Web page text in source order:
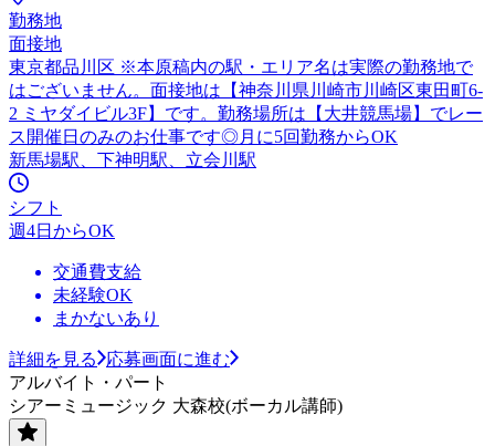
勤務地
面接地
東京都品川区 ※本原稿内の駅・エリア名は実際の勤務地で
はございません。面接地は【神奈川県川崎市川崎区東田町6-
2 ミヤダイビル3F】です。勤務場所は【大井競馬場】でレー
ス開催日のみのお仕事です◎月に5回勤務からOK
新馬場駅、下神明駅、立会川駅
シフト
週4日からOK
交通費支給
未経験OK
まかないあり
詳細を見る
応募画面に進む
アルバイト・パート
シアーミュージック 大森校(ボーカル講師)